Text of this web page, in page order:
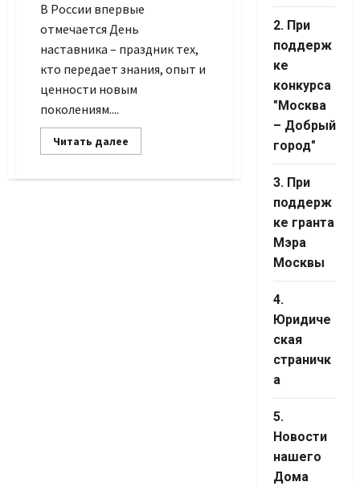
В России впервые
отмечается День
наставника – праздник тех,
кто передает знания, опыт и
ценности новым
поколениям....
Читать далее
больше
Днем
2. При
поддерж
ке
конкурса
"Москва
– Добрый
город"
3. При
поддерж
ке гранта
Мэра
Москвы
4.
Юридиче
ская
страничк
а
5.
Новости
нашего
Дома
Channel ID